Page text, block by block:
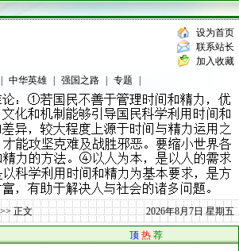
设为首页
联系站长
加入收藏
中华英雄 强国之路 专题
正文 2026年8月7日 星期五
顶 热 荐